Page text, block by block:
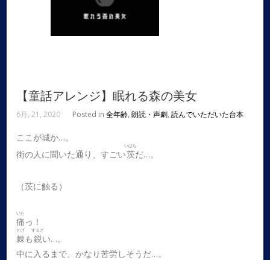
【童話アレンジ】眠れる森の美女
6月, 21, 2020 Posted in全年齢,朗読・声劇,読んでいただいた台本
ここが城か…。
街の人に聞いた通り、すごい茨
いばら
だ…。
（茨に触る）
痛
いた
っ！
棘
とげ
も鋭
するど
い…。
中に入るまで、かなり苦労しそうだ…。